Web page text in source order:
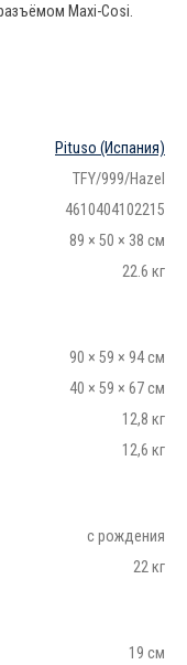
Maxi-Cosi.
Pituso (Испания)
TFY/999/Hazel
4610404102215
89 × 50 × 38 см
22.6 кг
90 × 59 × 94 см
40 × 59 × 67 см
12,8 кг
12,6 кг
с рождения
22 кг
19 см